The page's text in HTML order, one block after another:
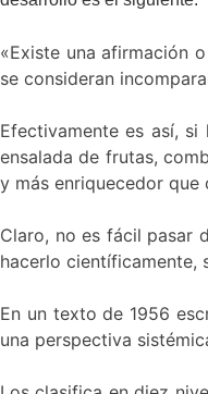
«Existe una afirmación
se consideran
Efectivamente es así,
ensalada de frutas,
y más enriquecedor
Claro, no es fácil pasar
hacerlo científicamente,
En un texto de 1956
una perspectiva